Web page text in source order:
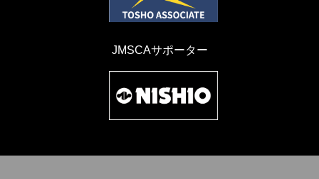
JMSCAサポーター